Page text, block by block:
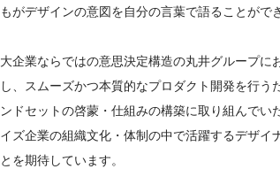
もがデザインの意図を自分の言葉で語ることがで
大企業ならではの意思決定構造の丸井グループ
し、スムーズかつ本質的なプロダクト開発を行
ンドセットの啓蒙・仕組みの構築に取り組んでい
イズ企業の組織文化・体制の中で活躍するデザイ
とを期待しています。